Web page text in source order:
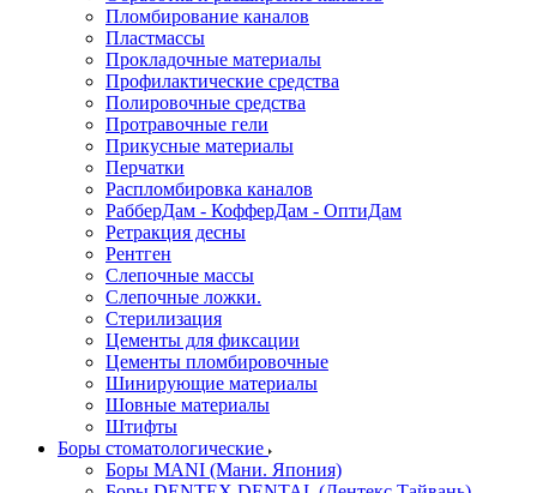
Пломбирование каналов
Пластмассы
Прокладочные материалы
Профилактические средства
Полировочные средства
Протравочные гели
Прикусные материалы
Перчатки
Распломбировка каналов
РабберДам - КофферДам - ОптиДам
Ретракция десны
Рентген
Слепочные массы
Слепочные ложки.
Стерилизация
Цементы для фиксации
Цементы пломбировочные
Шинирующие материалы
Шовные материалы
Штифты
Боры стоматологические
Боры MANI (Мани. Япония)